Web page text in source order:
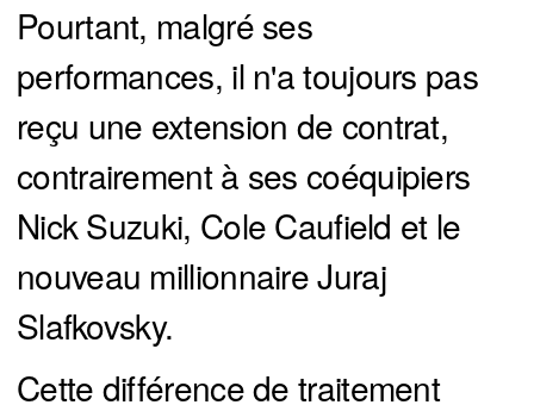
Pourtant, malgré ses
performances, il n'a toujours pas
reçu une extension de contrat,
contrairement à ses coéquipiers
Nick Suzuki, Cole Caufield et le
nouveau millionnaire Juraj
Slafkovsky.
Cette différence de traitement